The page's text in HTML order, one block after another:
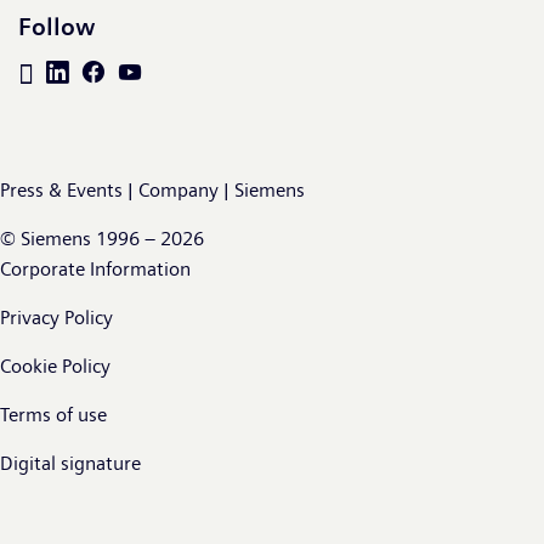
Follow
Press & Events | Company | Siemens
© Siemens 1996 – 2026
Corporate Information
Privacy Policy
Cookie Policy
Terms of use
Digital signature